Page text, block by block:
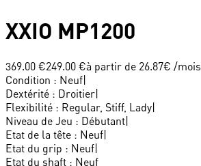
XXIO MP1200
369.00 €249.00 €à partir de 26.87€ /mois
Condition : Neuf|
Dextérité : Droitier|
Flexibilité : Regular, Stiff, Lady|
Niveau de Jeu : Débutant|
Etat de la tête : Neuf|
Etat du grip : Neuf|
Etat du shaft : Neuf